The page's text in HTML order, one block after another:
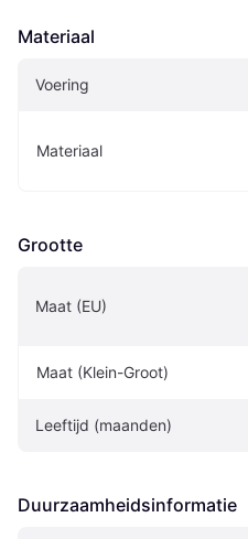
Materiaal
Voering
Materiaal
Grootte
Maat (EU)
Maat (Klein-Groot)
Leeftijd (maanden)
Duurzaamheidsinformatie